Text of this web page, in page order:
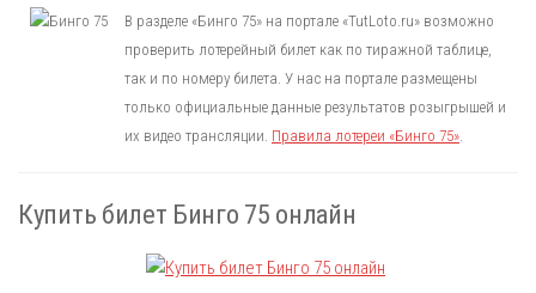
В разделе «Бинго 75» на портале «TutLoto.ru» возможно
проверить лотерейный билет как по тиражной таблице,
так и по номеру билета. У нас на портале размещены
только официальные данные результатов розыгрышей и
их видео трансляции. Правила лотереи «Бинго 75».
Купить билет Бинго 75 онлайн